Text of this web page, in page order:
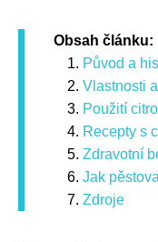
Obsah článku:
Původ a
Vlastnosti
Použití
Recepty s
Zdravotní
Jak
Zdroje